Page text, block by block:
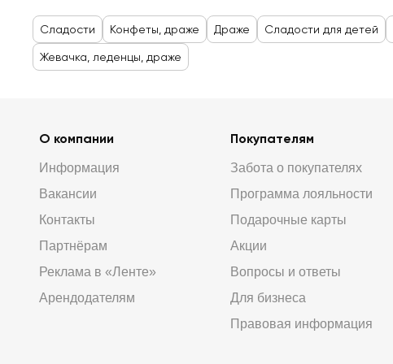
Сладости Конфеты, драже Драже Сладости для детей
Жевачка, леденцы, драже
О компании
Информация
Вакансии
Контакты
Партнёрам
Реклама в «Ленте»
Арендодателям
Покупателям
Забота о покупателях
Программа лояльности
Подарочные карты
Акции
Вопросы и ответы
Для бизнеса
Правовая информация